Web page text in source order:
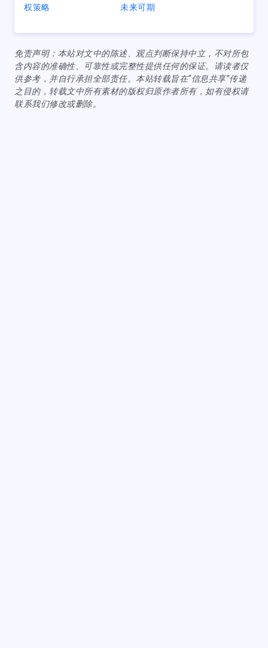
权策略
未来可期
免责声明：本站对文中的陈述、观点判断保持中立，不对所包
含内容的准确性、可靠性或完整性提供任何的保证。请读者仅
供参考，并自行承担全部责任。本站转载旨在“信息共享”传递
之目的，转载文中所有素材的版权归原作者所有，如有侵权请
联系我们修改或删除。